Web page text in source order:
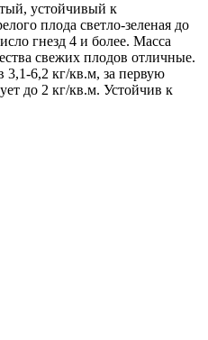
устойчивый к
плода светло-зеленая до
гнезд 4 и более. Масса
свежих плодов отличные.
3,1-6,2 кг/кв.м, за первую
до 2 кг/кв.м. Устойчив к